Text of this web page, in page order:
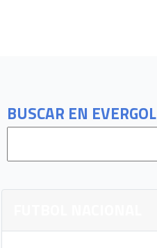
BUSCAR EN EVERGOL